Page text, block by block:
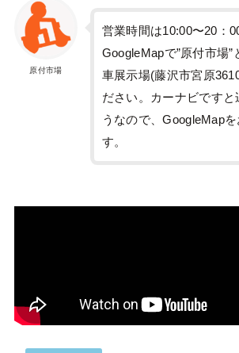
原付市場
営業時間は10:00〜20：
GoogleMapで”原付市場”
車展示場(藤沢市宮原
ださい。カーナビですと
うなので、GoogleMap
す。